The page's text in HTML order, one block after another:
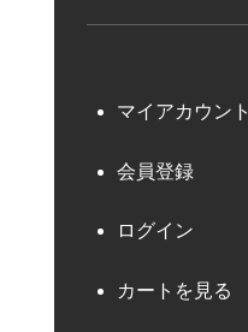
マイアカウント
会員登録
ログイン
カートを見る